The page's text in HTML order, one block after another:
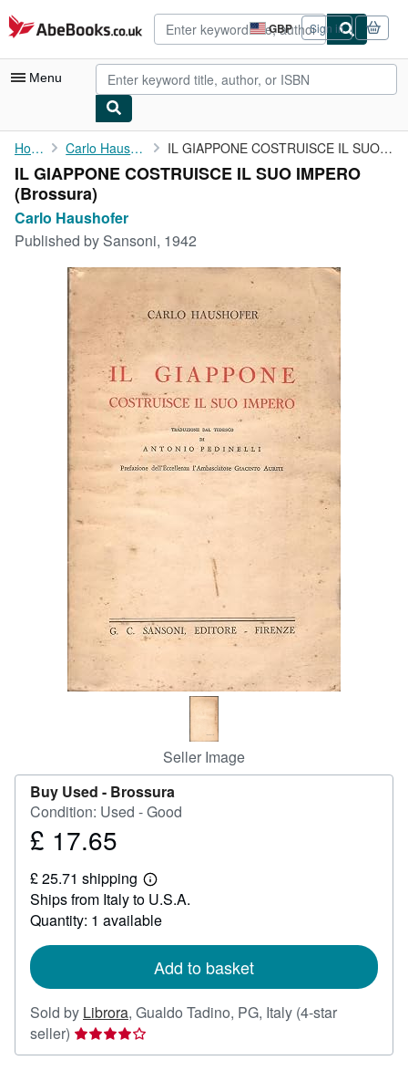
Skip to main content
AbeBooks.co.uk GBP
Site
shopping
preferences
Sign in
Menu
My Account
My Purchases
Advanced Search
Browse Collections
Rare Books
Art & Collectables
Textbooks
Start Selling
CLOSE
Home Carlo Haushofer IL GIAPPONE COSTRUISCE IL SUO IMPERO
IL GIAPPONE COSTRUISCE IL SUO IMPERO
(Brossura)
Carlo Haushofer
Published by Sansoni, 1942
Seller Image
Buy Used - Brossura
Condition: Used - Good
Price
17.65
£ 17.65
£ 25.71 shipping
Learn
more
about
shipping
Ships from Italy to U.S.A.
Quantity: 1 available
Add to basket
Sold by Librora, Gualdo Tadino, PG, Italy (4-star
seller) Seller
rating